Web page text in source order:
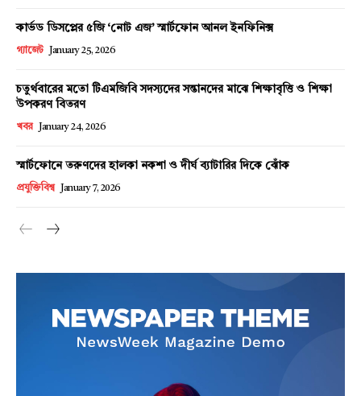
Company
Contact us
Subscription Plans
কার্ভড ডিসপ্লের ৫জি ‘নোট এজ’ স্মার্টফোন আনল ইনফিনিক্স
গ্যাজেট January 25, 2026
চতুর্থবারের মতো টিএমজিবি সদস্যদের সন্তানদের মাঝে শিক্ষাবৃত্তি ও শিক্ষা
উপকরণ বিতরণ
খবর January 24, 2026
স্মার্টফোনে তরুণদের হালকা নকশা ও দীর্ঘ ব্যাটারির দিকে ঝোঁক
প্রযুক্তিবিশ্ব January 7, 2026